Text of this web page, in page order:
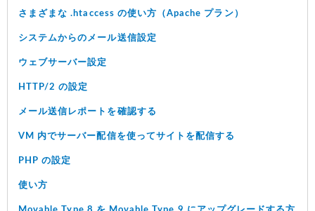
さまざまな .htaccess の使い方（Apache プラン）
システムからのメール送信設定
ウェブサーバー設定
HTTP/2 の設定
メール送信レポートを確認する
VM 内でサーバー配信を使ってサイトを配信する
PHP の設定
使い方